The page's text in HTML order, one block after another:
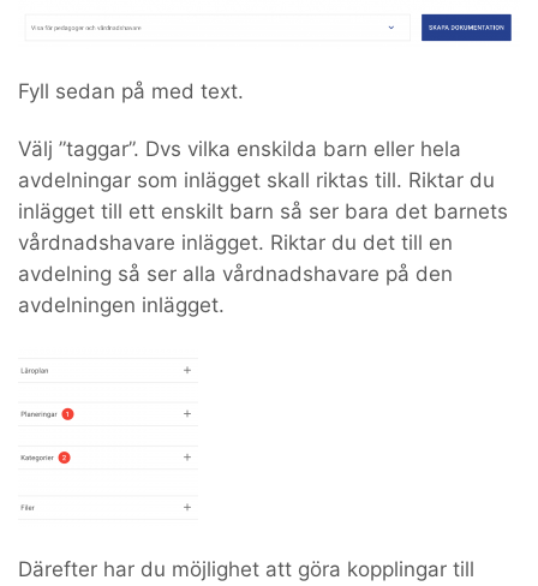
Fyll sedan på med text.
Välj ”taggar”. Dvs vilka enskilda barn eller hela
avdelningar som inlägget skall riktas till. Riktar du
inlägget till ett enskilt barn så ser bara det barnets
vårdnadshavare inlägget. Riktar du det till en
avdelning så ser alla vårdnadshavare på den
avdelningen inlägget.
Därefter har du möjlighet att göra kopplingar till